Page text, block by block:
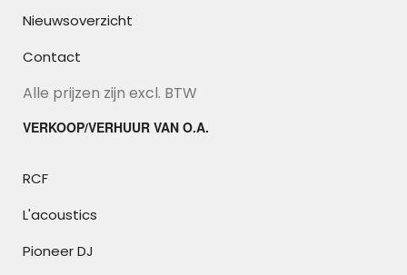
Nieuwsoverzicht
Contact
Alle prijzen zijn excl. BTW
VERKOOP/VERHUUR VAN O.A.
RCF
L'acoustics
Pioneer DJ